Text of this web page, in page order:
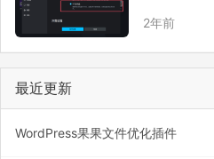
改。开发的
2年前
最近更新
WordPress果果文件优化插件